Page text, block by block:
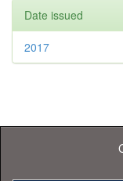
Date issued
2017